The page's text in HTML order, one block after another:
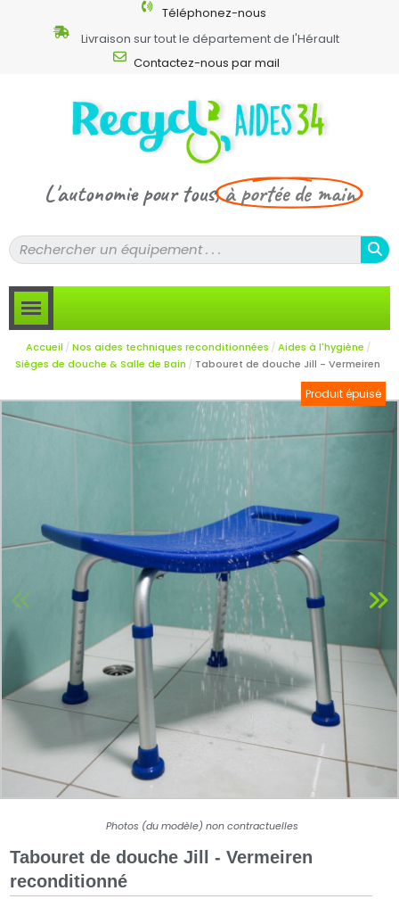
Téléphonez-nous
Livraison sur tout le département de l'Hérault
Contactez-nous par mail
L'autonomie pour tous,à portée de main
Accueil Nos aides techniques reconditionnées
Aides à l'hygiène
Sièges de douche & Salle de Bain
Tabouret de douche Jill - Vermeiren
Produit épuisé
Photos (du modèle) non contractuelles
Tabouret de douche Jill - Vermeiren
reconditionné